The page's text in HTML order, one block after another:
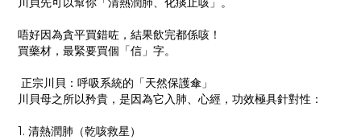
唔好因為貪平買錯咗，結果飲完都係咳！
買藥材，最緊要買個「信」字。
正宗川貝：呼吸系統的「天然保護傘」
川貝母之所以矜貴，是因為它入肺、心經，功效極具針對性：
1. 清熱潤肺（乾咳救星）